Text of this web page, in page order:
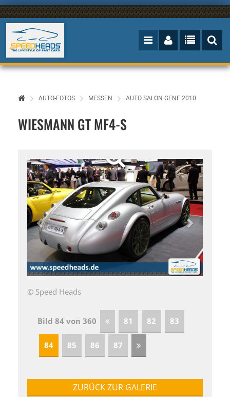
AUTO-FOTOS MESSEN AUTO SALON GENF 2010
WIESMANN GT MF4-S
© Speed Heads
Bild 84 von 360 81 82 83
84 85 86 87
ZURÜCK ZUR GALERIE